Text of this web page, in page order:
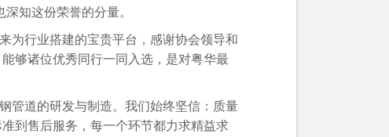
知这份荣誉的分量。
为行业搭建的宝贵平台，感谢协会领导和
够诸位优秀同行一同入选，是对粤华最
管道的研发与制造。我们始终坚信：质量
到售后服务，每一个环节都力求精益求